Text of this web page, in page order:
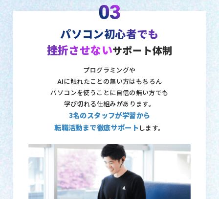
03
パソコン初心者でも
挫折させないサポート体制
プログラミングや
AIに触れたことの無い方はもちろん
パソコンを使うことに自信の無い方でも
学び切れる仕組みがあります。
3名のスタッフが学習から
転職活動まで徹底サポート します。